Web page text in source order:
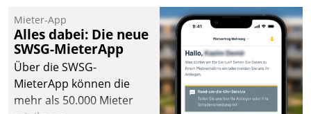
Mieter-App
Alles dabei: Die neue
SWSG-MieterApp
Über die SWSG-
MieterApp können die
mehr als 50.000 Mieter